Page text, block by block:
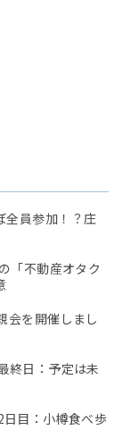
全員参加！？庄
「不動産オタク
会を開催しまし
終日：予定は未
日目：小樽食べ歩